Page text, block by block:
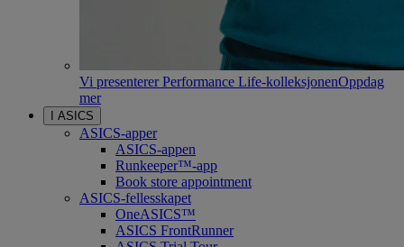
Vi presenterer Performance Life-kolleksjonenOppdag
mer
I ASICS
ASICS-apper
ASICS-appen
Runkeeper™-app
Book store appointment
ASICS-fellesskapet
OneASICS™
ASICS FrontRunner